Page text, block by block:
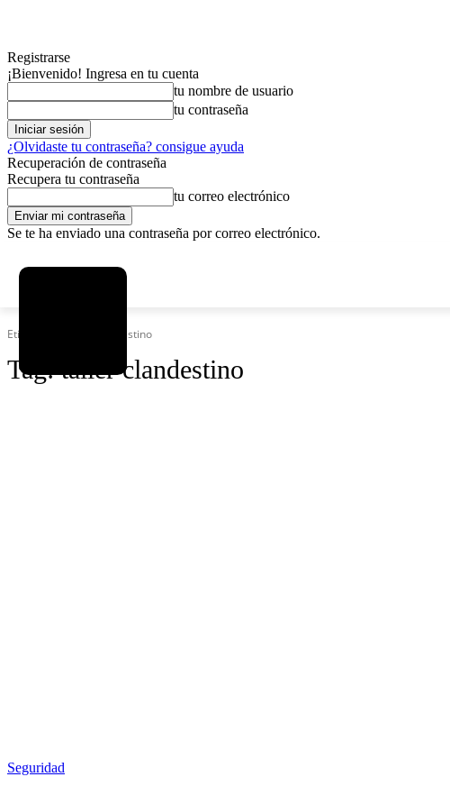
Registrarse
¡Bienvenido! Ingresa en tu cuenta
tu nombre de usuario
tu contraseña
¿Olvidaste tu contraseña? consigue ayuda
Recuperación de contraseña
Recupera tu contraseña
tu correo electrónico
Se te ha enviado una contraseña por correo electrónico.
Etiquetas Taller clandestino
Tag:taller clandestino
Seguridad